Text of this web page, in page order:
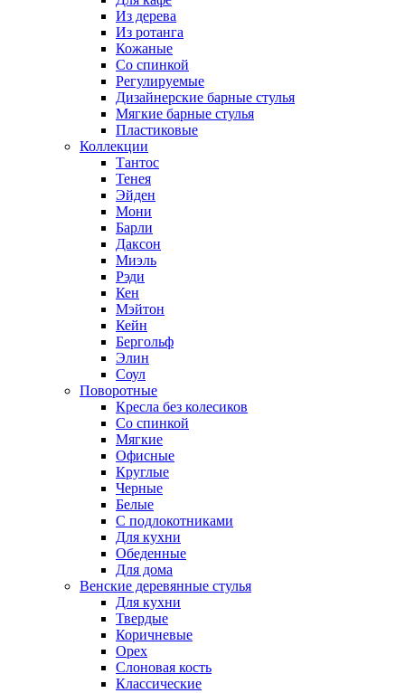
Из дерева
Из ротанга
Кожаные
Со спинкой
Регулируемые
Дизайнерские барные стулья
Мягкие барные стулья
Пластиковые
Коллекции
Тантос
Тенея
Эйден
Мони
Барли
Даксон
Миэль
Рэди
Кен
Мэйтон
Кейн
Бергольф
Элин
Соул
Поворотные
Кресла без колесиков
Со спинкой
Мягкие
Офисные
Круглые
Черные
Белые
С подлокотниками
Для кухни
Обеденные
Для дома
Венские деревянные стулья
Для кухни
Твердые
Коричневые
Орех
Слоновая кость
Классические